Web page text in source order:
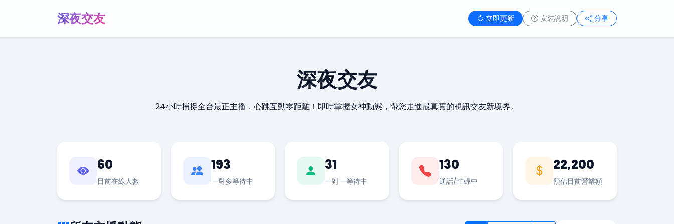
深夜交友 立即更新 安裝說明 分享
深夜交友
24小時捕捉全台最正主播，心跳互動零距離！即時掌握女神動態，帶您走進最真實的視訊交友新境界。
60
目前在線人數
193
一對多等待中
31
一對一等待中
130
通話/忙碌中
22,200
預估目前營業額